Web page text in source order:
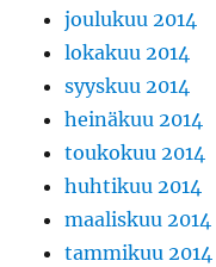
joulukuu 2014
lokakuu 2014
syyskuu 2014
heinäkuu 2014
toukokuu 2014
huhtikuu 2014
maaliskuu 2014
tammikuu 2014